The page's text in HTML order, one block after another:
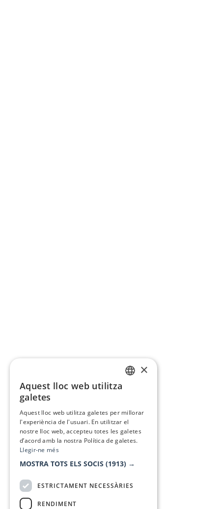
×
Aquest lloc web utilitza
galetes
Aquest lloc web utilitza galetes per millorar
l'experiència de l'usuari. En utilitzar el
nostre lloc web, accepteu totes les galetes
d’acord amb la nostra Política de galetes.
Llegir-ne més
MOSTRA TOTS ELS SOCIS (1913) →
ESTRICTAMENT NECESSÀRIES
RENDIMENT